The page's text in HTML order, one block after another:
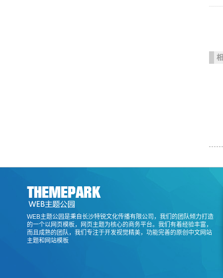
WEB主题公园是秉自长沙特锐文化传播有限公司，我们的团队倾力打造
的一个以网页模板，网页主题为核心的商务平台。我们有着经验丰富，
而且成熟的团队，我们专注于开发视觉精美，功能完善的原创中文网站
主题和网站模板